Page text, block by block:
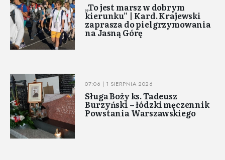
„To jest marsz w dobrym
kierunku” | Kard. Krajewski
zaprasza do pielgrzymowania
na Jasną Górę
07:06 | 1 SIERPNIA 2026
Sługa Boży ks. Tadeusz
Burzyński – łódzki męczennik
Powstania Warszawskiego